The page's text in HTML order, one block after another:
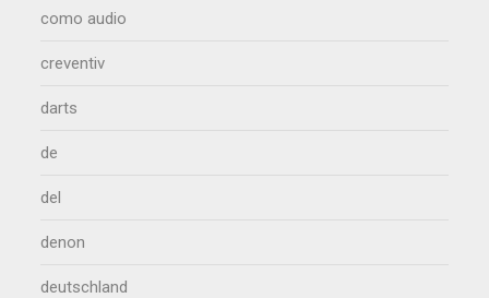
como audio
creventiv
darts
de
del
denon
deutschland